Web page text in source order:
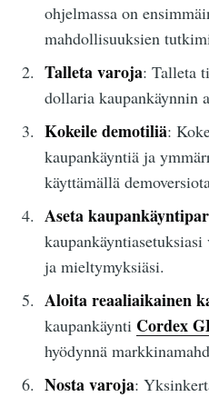
ohjelmassa on
mahdollisuuksien
Talleta varoja: Talleta
dollaria kaupankäynnin
Kokeile demotiliä:
kaupankäyntiä ja
käyttämällä
Aseta
kaupankäyntiasetuksiasi
ja mieltymyksiäsi.
Aloita reaaliaikainen
kaupankäynti Cordex
hyödynnä
Nosta varoja: